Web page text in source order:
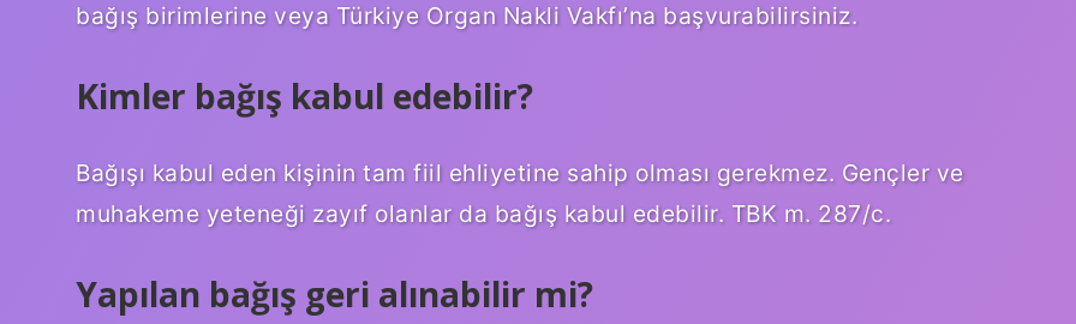
bağış birimlerine veya Türkiye Organ Nakli Vakfı’na başvurabilirsiniz.
Kimler bağış kabul edebilir?
Bağışı kabul eden kişinin tam fiil ehliyetine sahip olması gerekmez. Gençler ve
muhakeme yeteneği zayıf olanlar da bağış kabul edebilir. TBK m. 287/c.
Yapılan bağış geri alınabilir mi?